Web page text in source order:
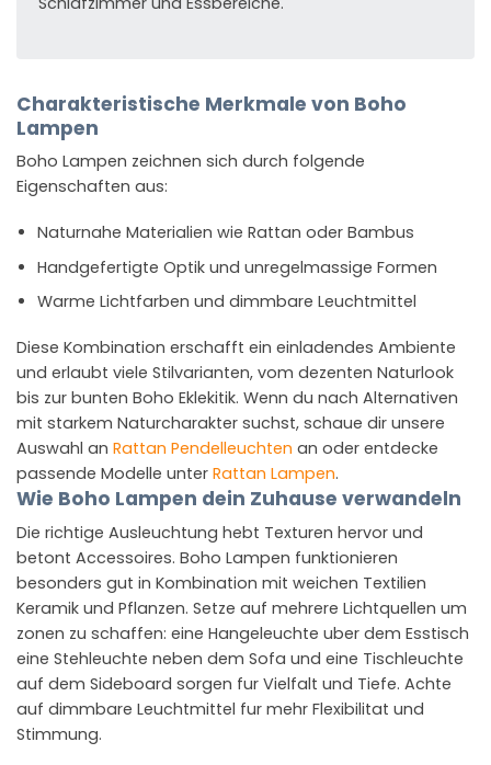
Charakteristische Merkmale von Boho
Lampen
Boho Lampen zeichnen sich durch folgende
Eigenschaften aus:
Naturnahe Materialien wie Rattan oder Bambus
Handgefertigte Optik und unregelmassige Formen
Warme Lichtfarben und dimmbare Leuchtmittel
Diese Kombination erschafft ein einladendes Ambiente
und erlaubt viele Stilvarianten, vom dezenten Naturlook
bis zur bunten Boho Eklekitik. Wenn du nach Alternativen
mit starkem Naturcharakter suchst, schaue dir unsere
Auswahl an Rattan Pendelleuchten an oder entdecke
passende Modelle unter Rattan Lampen.
Wie Boho Lampen dein Zuhause verwandeln
Die richtige Ausleuchtung hebt Texturen hervor und
betont Accessoires. Boho Lampen funktionieren
besonders gut in Kombination mit weichen Textilien
Keramik und Pflanzen. Setze auf mehrere Lichtquellen um
zonen zu schaffen: eine Hangeleuchte uber dem Esstisch
eine Stehleuchte neben dem Sofa und eine Tischleuchte
auf dem Sideboard sorgen fur Vielfalt und Tiefe. Achte
auf dimmbare Leuchtmittel fur mehr Flexibilitat und
Stimmung.